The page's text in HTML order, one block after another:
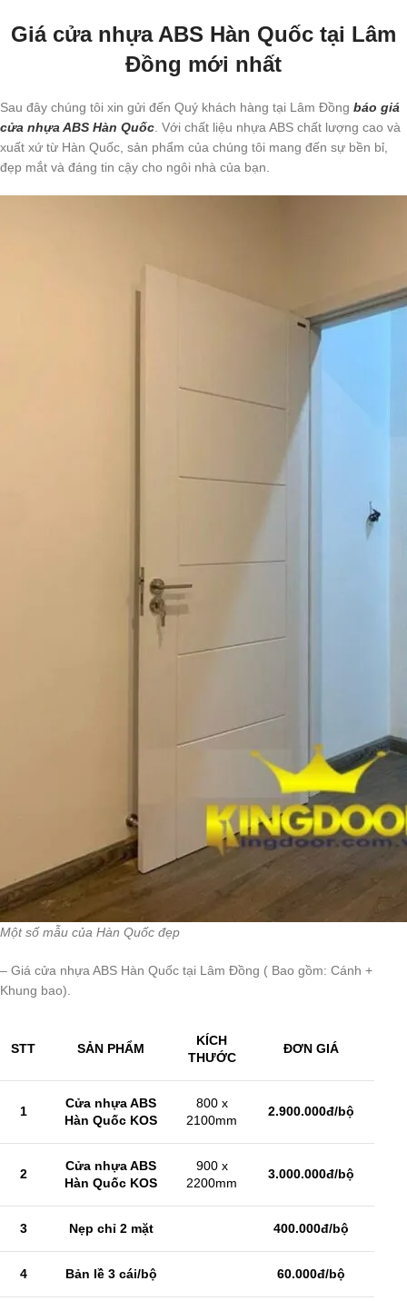
Giá cửa nhựa ABS Hàn Quốc tại Lâm
Đồng mới nhất
Sau đây chúng tôi xin gửi đến Quý khách hàng tại Lâm Đồng báo giá
cửa nhựa ABS Hàn Quốc. Với chất liệu nhựa ABS chất lượng cao và
xuất xứ từ Hàn Quốc, sản phẩm của chúng tôi mang đến sự bền bỉ,
đẹp mắt và đáng tin cậy cho ngôi nhà của bạn.
Một số mẫu của Hàn Quốc đẹp
– Giá cửa nhựa ABS Hàn Quốc tại Lâm Đồng ( Bao gồm: Cánh +
Khung bao).
STT SẢN PHẨM
KÍCH
THƯỚC
ĐƠN GIÁ
1
Cửa nhựa ABS
Hàn Quốc KOS
800 x
2100mm
2.900.000đ/bộ
2
Cửa nhựa ABS
Hàn Quốc KOS
900 x
2200mm
3.000.000đ/bộ
3 Nẹp chỉ 2 mặt 400.000đ/bộ
4 Bản lề 3 cái/bộ 60.000đ/bộ